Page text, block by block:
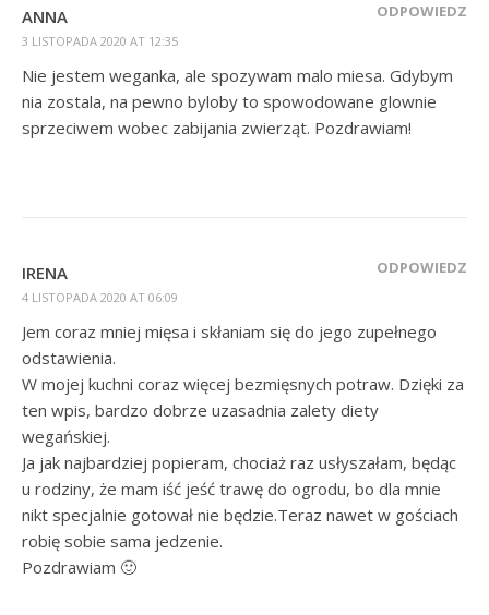
ANNA
3 LISTOPADA 2020 AT 12:35
ODPOWIEDZ
Nie jestem weganka, ale spozywam malo miesa. Gdybym
nia zostala, na pewno byloby to spowodowane glownie
sprzeciwem wobec zabijania zwierząt. Pozdrawiam!
IRENA
4 LISTOPADA 2020 AT 06:09
ODPOWIEDZ
Jem coraz mniej mięsa i skłaniam się do jego zupełnego
odstawienia.
W mojej kuchni coraz więcej bezmięsnych potraw. Dzięki za
ten wpis, bardzo dobrze uzasadnia zalety diety
wegańskiej.
Ja jak najbardziej popieram, chociaż raz usłyszałam, będąc
u rodziny, że mam iść jeść trawę do ogrodu, bo dla mnie
nikt specjalnie gotował nie będzie.Teraz nawet w gościach
robię sobie sama jedzenie.
Pozdrawiam 🙂